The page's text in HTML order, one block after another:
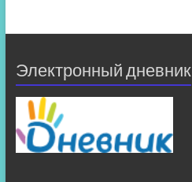
Электронный дневник